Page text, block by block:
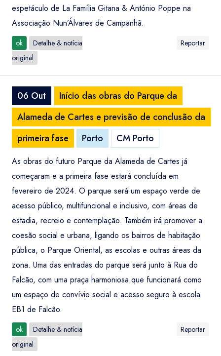
espetáculo de La Família Gitana & António Poppe na
Associação Nun’Álvares de Campanhã.
ok
Detalhe & notícia
original
Reportar
06 Out
Início das obras do Parque da
Alameda de Cartes e previsão de conclusão da
primeira fase
Porto CM Porto
As obras do futuro Parque da Alameda de Cartes já
começaram e a primeira fase estará concluída em
fevereiro de 2024. O parque será um espaço verde de
acesso público, multifuncional e inclusivo, com áreas de
estadia, recreio e contemplação. Também irá promover a
coesão social e urbana, ligando os bairros de habitação
pública, o Parque Oriental, as escolas e outras áreas da
zona. Uma das entradas do parque será junto à Rua do
Falcão, com uma praça harmoniosa que funcionará como
um espaço de convívio social e acesso seguro à escola
EB1 de Falcão.
ok
Detalhe & notícia
original
Reportar